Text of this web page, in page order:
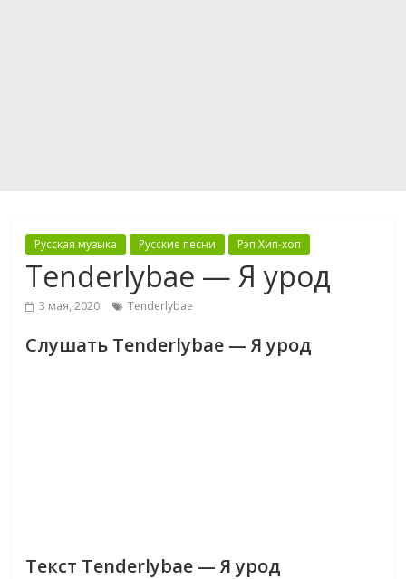
Русская музыка Русские песни Рэп Хип-хоп
Tenderlybae — Я урод
3 мая, 2020 Tenderlybae
Слушать Tenderlybae — Я урод
Текст Tenderlybae — Я урод